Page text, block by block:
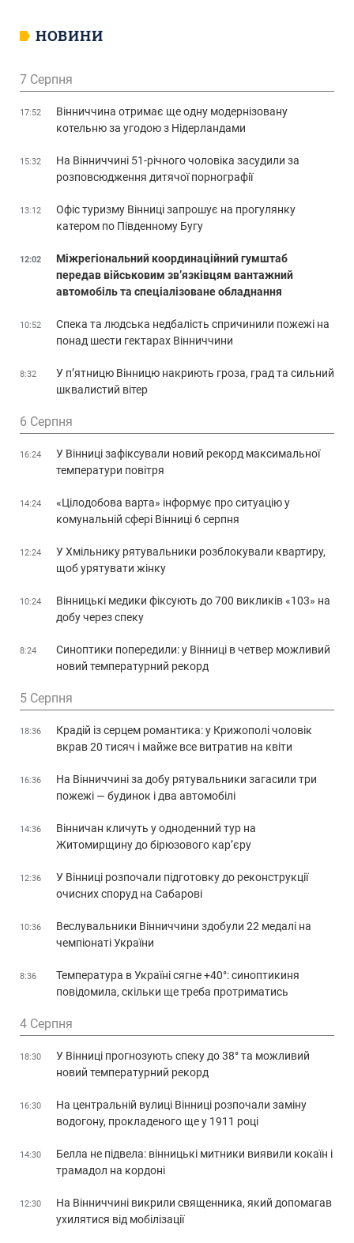
НОВИНИ
7 Серпня
17:52
Вінниччина отримає ще одну модернізовану
котельню за угодою з Нідерландами
15:32
На Вінниччині 51-річного чоловіка засудили за
розповсюдження дитячої порнографії
13:12
Офіс туризму Вінниці запрошує на прогулянку
катером по Південному Бугу
12:02
Міжрегіональний координаційний гумштаб
передав військовим зв’язківцям вантажний
автомобіль та спеціалізоване обладнання
10:52
Спека та людська недбалість спричинили пожежі на
понад шести гектарах Вінниччини
8:32
У п’ятницю Вінницю накриють гроза, град та сильний
шквалистий вітер
6 Серпня
16:24
У Вінниці зафіксували новий рекорд максимальної
температури повітря
14:24
«Цілодобова варта» інформує про ситуацію у
комунальній сфері Вінниці 6 серпня
12:24
У Хмільнику рятувальники розблокували квартиру,
щоб урятувати жінку
10:24
Вінницькі медики фіксують до 700 викликів «103» на
добу через спеку
8:24
Синоптики попередили: у Вінниці в четвер можливий
новий температурний рекорд
5 Серпня
18:36
Крадій із серцем романтика: у Крижополі чоловік
вкрав 20 тисяч і майже все витратив на квіти
16:36
На Вінниччині за добу рятувальники загасили три
пожежі — будинок і два автомобілі
14:36
Вінничан кличуть у одноденний тур на
Житомирщину до бірюзового кар’єру
12:36
У Вінниці розпочали підготовку до реконструкції
очисних споруд на Сабарові
10:36
Веслувальники Вінниччини здобули 22 медалі на
чемпіонаті України
8:36
Температура в Україні сягне +40°: синоптикиня
повідомила, скільки ще треба протриматись
4 Серпня
18:30
У Вінниці прогнозують спеку до 38° та можливий
новий температурний рекорд
16:30
На центральній вулиці Вінниці розпочали заміну
водогону, прокладеного ще у 1911 році
14:30
Белла не підвела: вінницькі митники виявили кокаїн і
трамадол на кордоні
12:30
На Вінниччині викрили священника, який допомагав
ухилятися від мобілізації